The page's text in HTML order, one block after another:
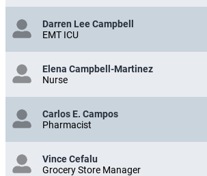
Darren Lee Campbell
EMT ICU
Elena Campbell-Martinez
Nurse
Carlos E. Campos
Pharmacist
Vince Cefalu
Grocery Store Manager